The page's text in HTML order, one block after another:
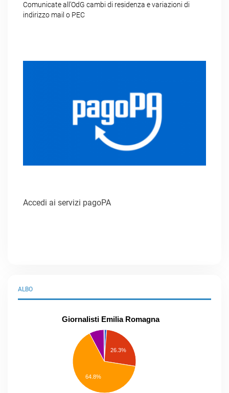
Comunicate all’OdG cambi di residenza e variazioni di
indirizzo mail o PEC
Accedi ai servizi pagoPA
ALBO
Giornalisti Emilia Romagna
26.3%
64.8%